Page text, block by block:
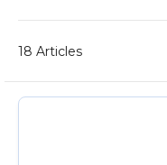
18 Articles